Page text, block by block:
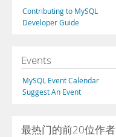
Contributing to MySQL
Developer Guide
Events
MySQL Event Calendar
Suggest An Event
最热门的前20位作者